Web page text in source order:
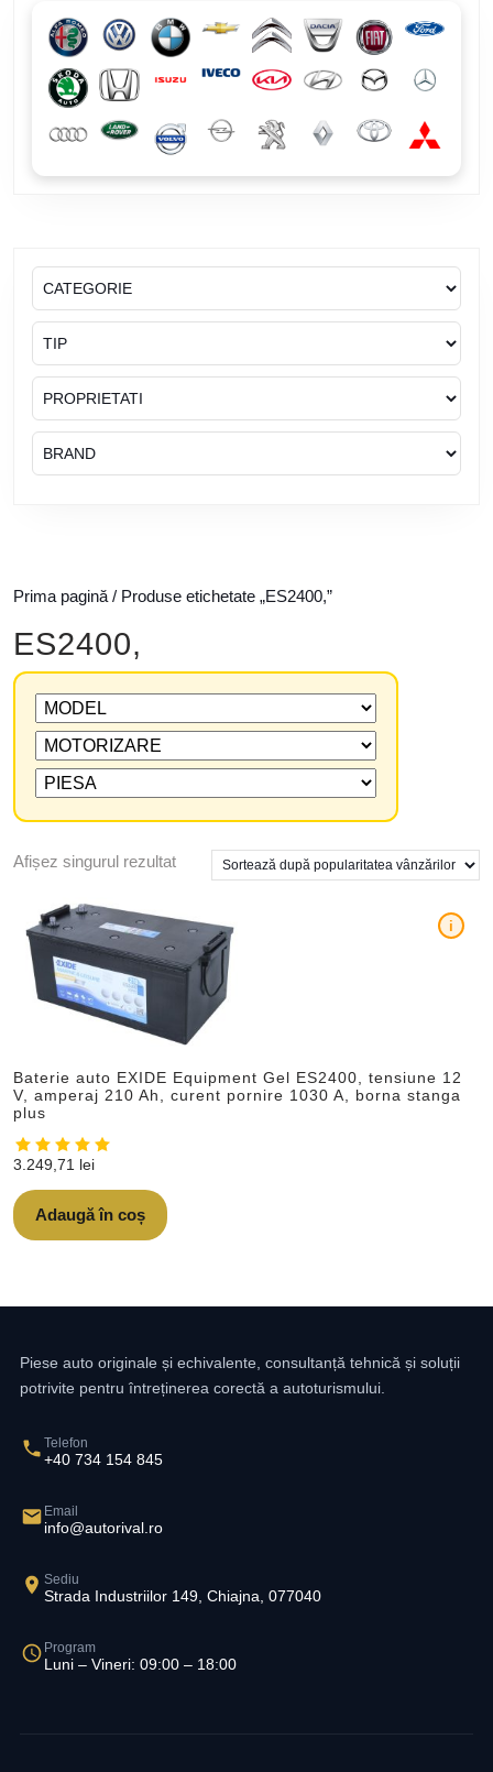
Prima pagină / Produse etichetate „ES2400,”
ES2400,
Afișez singurul rezultat
Baterie auto EXIDE Equipment Gel ES2400, tensiune 12
V, amperaj 210 Ah, curent pornire 1030 A, borna stanga
plus
i
3.249,71 lei
Adaugă în coș
Piese auto originale și echivalente, consultanță tehnică și soluții
potrivite pentru întreținerea corectă a autoturismului.
Telefon
+40 734 154 845
Email
info@autorival.ro
Sediu
Strada Industriilor 149, Chiajna, 077040
Program
Luni – Vineri: 09:00 – 18:00